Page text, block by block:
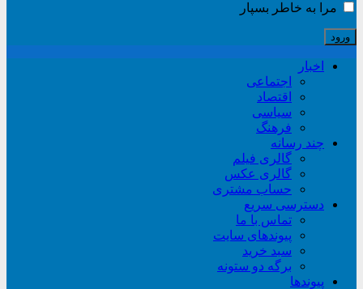
مرا به خاطر بسپار
اخبار
اجتماعی
اقتصاد
سیاسی
فرهنگ
چند رسانه
گالری فیلم
گالری عکس
حساب مشتری
دسترسی سریع
تماس با ما
پیوندهای سایت
سبد خريد
برگه دو ستونه
پیوندها